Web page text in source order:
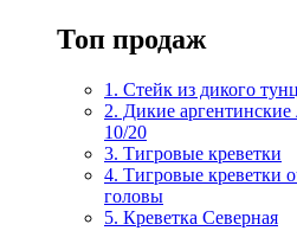
Топ продаж
1. Стейк из дикого
2. Дикие
10/20
3. Тигровые креветки
4. Тигровые креветки
головы
5. Креветка Cеверная